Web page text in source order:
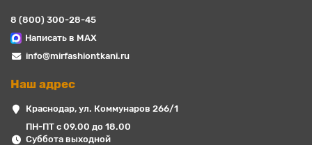
8 (800) 300-28-45
Написать в MAX
info@mirfashiontkani.ru
Наш адрес
Краснодар, ул. Коммунаров 266/1
ПН-ПТ с 09.00 до 18.00
Суббота выходной